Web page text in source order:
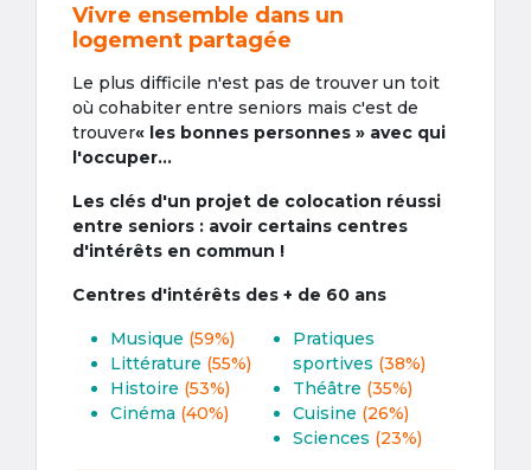
Vivre ensemble dans un
logement partagée
Le plus difficile n'est pas de trouver un toit
où cohabiter entre seniors mais c'est de
trouver« les bonnes personnes » avec qui
l'occuper...
Les clés d'un projet de colocation réussi
entre seniors : avoir certains centres
d'intérêts en commun !
Centres d'intérêts des + de 60 ans
Musique (59%)
Littérature (55%)
Histoire (53%)
Cinéma (40%)
Pratiques
sportives (38%)
Théâtre (35%)
Cuisine (26%)
Sciences (23%)